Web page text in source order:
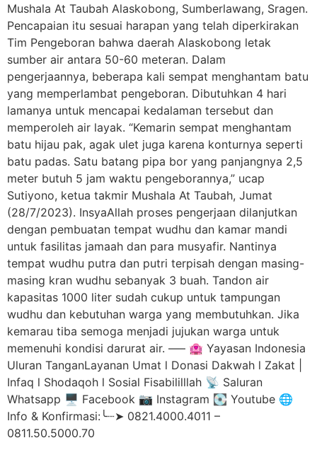
Mushala At Taubah Alaskobong, Sumberlawang, Sragen.
Pencapaian itu sesuai harapan yang telah diperkirakan
Tim Pengeboran bahwa daerah Alaskobong letak
sumber air antara 50-60 meteran. Dalam
pengerjaannya, beberapa kali sempat menghantam batu
yang memperlambat pengeboran. Dibutuhkan 4 hari
lamanya untuk mencapai kedalaman tersebut dan
memperoleh air layak. “Kemarin sempat menghantam
batu hijau pak, agak ulet juga karena konturnya seperti
batu padas. Satu batang pipa bor yang panjangnya 2,5
meter butuh 5 jam waktu pengeborannya,” ucap
Sutiyono, ketua takmir Mushala At Taubah, Jumat
(28/7/2023). InsyaAllah proses pengerjaan dilanjutkan
dengan pembuatan tempat wudhu dan kamar mandi
untuk fasilitas jamaah dan para musyafir. Nantinya
tempat wudhu putra dan putri terpisah dengan masing-
masing kran wudhu sebanyak 3 buah. Tandon air
kapasitas 1000 liter sudah cukup untuk tampungan
wudhu dan kebutuhan warga yang membutuhkan. Jika
kemarau tiba semoga menjadi jujukan warga untuk
memenuhi kondisi darurat air. —– 🏩 Yayasan Indonesia
Uluran TanganLayanan Umat l Donasi Dakwah l Zakat |
Infaq l Shodaqoh l Sosial Fisabililllah 📡 Saluran
Whatsapp 🖥️ Facebook 📷 Instagram 💽 Youtube 🌐
Info & Konfirmasi:╰┈➤ 0821.4000.4011 –
0811.50.5000.70